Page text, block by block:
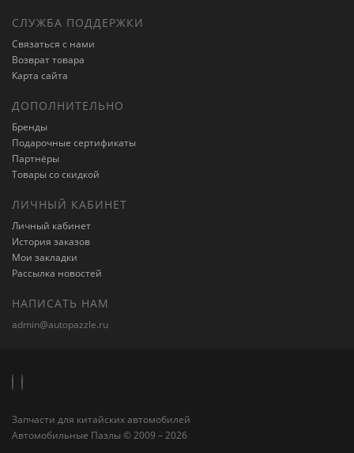
СЛУЖБА ПОДДЕРЖКИ
Связаться с нами
Возврат товара
Карта сайта
ДОПОЛНИТЕЛЬНО
Бренды
Подарочные сертификаты
Партнёры
Товары со скидкой
ЛИЧНЫЙ КАБИНЕТ
Личный кабинет
История заказов
Мои закладки
Рассылка новостей
НАПИСАТЬ НАМ
admin@autopazzle.ru
Запчасти для китайских автомобилей
Автомобильные Пазлы © 2009 – 2026